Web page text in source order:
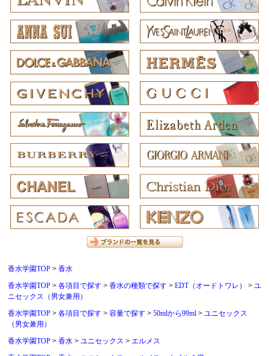
香水学園TOP
香水
香水学園TOP
各項目で探す 香水の種類で探す EDT（オードトワレ）
ユ
ニセックス（男女兼用）
香水学園TOP
各項目で探す 容量で探す 50mlから99ml
ユニセックス
（男女兼用）
香水学園TOP
香水 ユニセックス
エルメス